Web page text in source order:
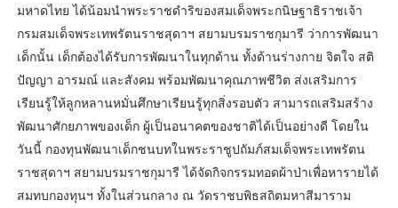
มหาดไทย ได้น้อมนำพระราชดำริของสมเด็จพระกนิษฐาธิราชเจ้า
กรมสมเด็จพระเทพรัตนราชสุดาฯ สยามบรมราชกุมารี ว่าการพัฒนา
เด็กนั้น เด็กต้องได้รับการพัฒนาในทุกด้าน ทั้งด้านร่างกาย จิตใจ สติ
ปัญญา อารมณ์ และสังคม พร้อมพัฒนาคุณภาพชีวิต ส่งเสริมการ
เรียนรู้ให้ลูกหลานหมั่นศึกษาเรียนรู้ทุกสิ่งรอบตัว สามารถเสริมสร้าง
พัฒนาศักยภาพของเด็ก ผู้เป็นอนาคตของชาติได้เป็นอย่างดี โดยใน
วันนี้ กองทุนพัฒนาเด็กชนบทในพระราชูปถัมภ์สมเด็จพระเทพรัตน
ราชสุดาฯ สยามบรมราชกุมารี ได้จัดกิจกรรมทอดผ้าป่าเพื่อหารายได้
สมทบกองทุนฯ ทั้งในส่วนกลาง ณ วัดราชบพิธสถิตมหาสีมาราม